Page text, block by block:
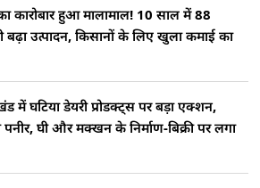
कारोबार हुआ मालामाल! 10 साल में 88
बढ़ा उत्पादन, किसानों के लिए खुला कमाई का
में घटिया डेयरी प्रोडक्ट्स पर बड़ा एक्शन,
घी और मक्खन के निर्माण-बिक्री पर लगा